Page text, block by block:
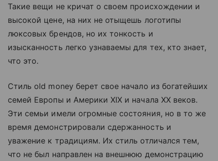
Такие вещи не кричат о своем происхождении и
высокой цене, на них не отыщешь логотипы
люксовых брендов, но их тонкость и
изысканность легко узнаваемы для тех, кто знает,
что это.
Стиль old money берет свое начало из богатейших
семей Европы и Америки XIX и начала XX веков.
Эти семьи имели огромные состояния, но в то же
время демонстрировали сдержанность и
уважение к традициям. Их стиль отличался тем,
что не был направлен на внешнюю демонстрацию